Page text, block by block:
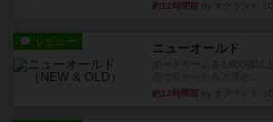
約12時間前
レビュー ニューオールド
約12時間前